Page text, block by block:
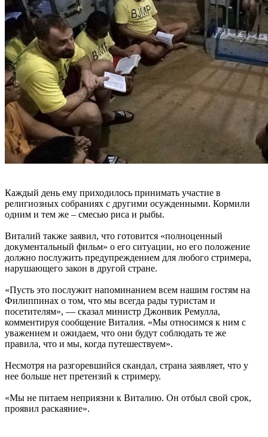
Каждый день ему приходилось принимать участие в
религиозных собраниях с другими осужденными. Кормили
одним и тем же – смесью риса и рыбы.
Виталий также заявил, что готовится «полноценный
документальный фильм» о его ситуации, но его положение
должно послужить предупреждением для любого стримера,
нарушающего закон в другой стране.
«Пусть это послужит напоминанием всем нашим гостям на
Филиппинах о том, что мы всегда рады туристам и
посетителям», — сказал министр Джонвик Ремулла,
комментируя сообщение Виталия. «Мы относимся к ним с
уважением и ожидаем, что они будут соблюдать те же
правила, что и мы, когда путешествуем».
Несмотря на разгоревшийся скандал, страна заявляет, что у
нее больше нет претензий к стримеру.
«Мы не питаем неприязни к Виталию. Он отбыл свой срок,
проявил раскаяние».